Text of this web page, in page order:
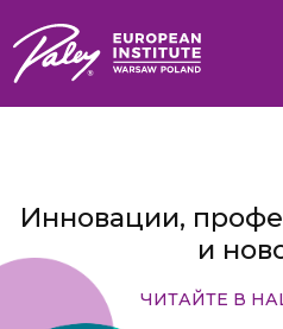
Инновации,
и
ЧИТАЙТЕ В